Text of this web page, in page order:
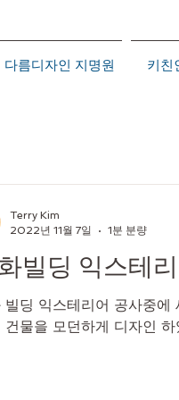
다름디자인 지명원 키친
빌딩 익스테리
빌딩 익스테리어 공사중에
건물을 모던하게 디자인
Terry Kim
2022년 11월 7일
1분 분량